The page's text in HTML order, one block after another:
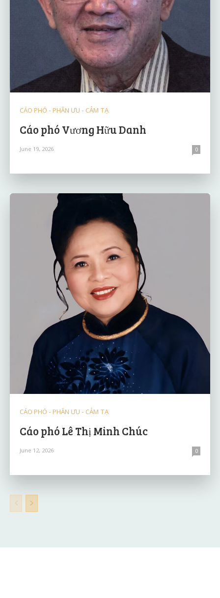
CÁO PHÓ - PHÂN ƯU - CẢM TẠ
Cáo phó Vương Hữu Danh
June 19, 2026 0
CÁO PHÓ - PHÂN ƯU - CẢM TẠ
Cáo phó Lê Thị Minh Chúc
June 12, 2026 0